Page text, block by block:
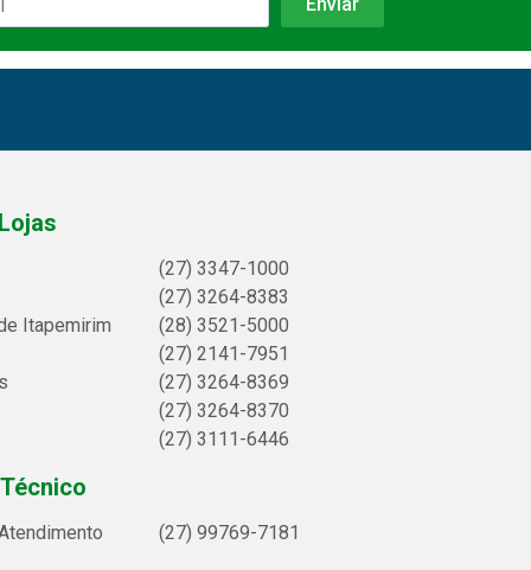
(27) 3347-1000
(27) 3264-8383
Itapemirim
(28) 3521-5000
(27) 2141-7951
(27) 3264-8369
(27) 3264-8370
(27) 3111-6446
(27) 99769-7181